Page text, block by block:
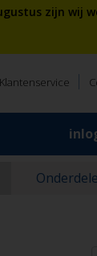
zijn wij
Klantenservice